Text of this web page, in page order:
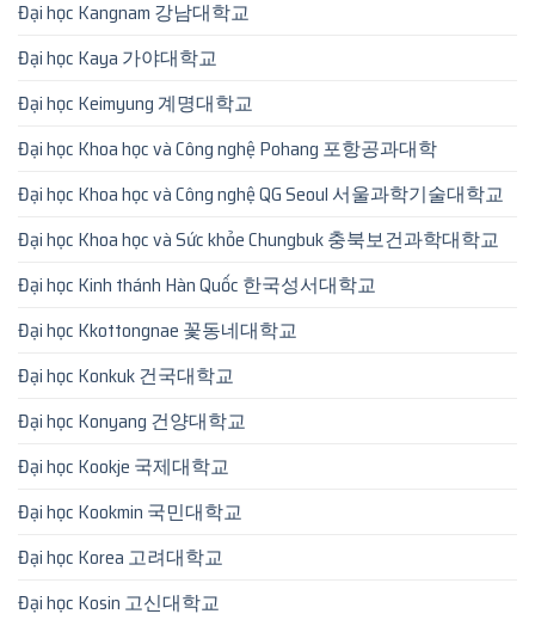
Đại học Kangnam 강남대학교
Đại học Kaya 가야대학교
Đại học Keimyung 계명대학교
Đại học Khoa học và Công nghệ Pohang 포항공과대학
Đại học Khoa học và Công nghệ QG Seoul 서울과학기술대학교
Đại học Khoa học và Sức khỏe Chungbuk 충북보건과학대학교
Đại học Kinh thánh Hàn Quốc 한국성서대학교
Đại học Kkottongnae 꽃동네대학교
Đại học Konkuk 건국대학교
Đại học Konyang 건양대학교
Đại học Kookje 국제대학교
Đại học Kookmin 국민대학교
Đại học Korea 고려대학교
Đại học Kosin 고신대학교